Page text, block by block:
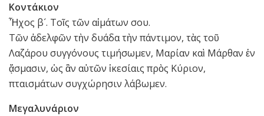
Κοντάκιον
Ἦχος β´. Τοῖς τῶν αἱμάτων σου.
Τῶν ἀδελφῶν τὴν δυάδα τὴν πάντιμον, τὰς τοῦ
Λαζάρου συγγόνους τιμήσωμεν, Μαρίαν καὶ Μάρθαν ἐν
ᾄσμασιν, ὡς ἂν αὐτῶν ἱκεσίαις πρὸς Κύριον,
πταισμάτων συγχώρησιν λάβωμεν.
Μεγαλυνάριον